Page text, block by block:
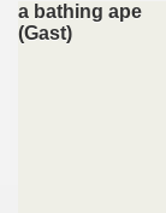
a bathing ape
(Gast)